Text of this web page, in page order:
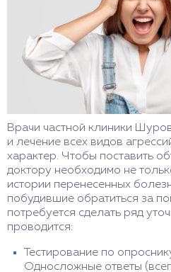
Врачи частной клиники
и лечение всех видов
характер. Чтобы поставить
доктору необходимо не
истории перенесенных
побудившие обратиться за
потребуется сделать ряд
проводится:
Тестирование по
Односложные ответы